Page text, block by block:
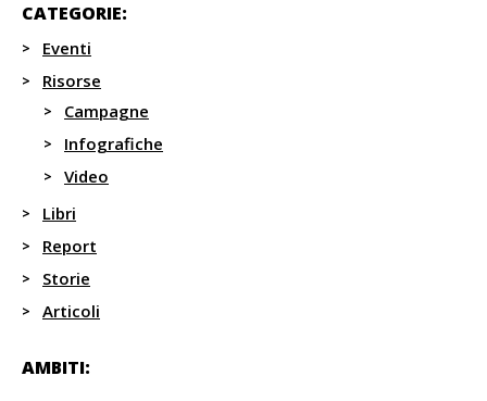
CATEGORIE:
Eventi
Risorse
Campagne
Infografiche
Video
Libri
Report
Storie
Articoli
AMBITI: